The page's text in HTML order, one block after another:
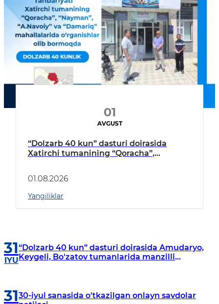
01
AVGUST
“Dolzarb 40 kun” dasturi doirasida
Xatirchi tumanining “Qoracha”,
borildi
01.08.2026
Yangiliklar
31
IYU
“Dolzarb 40 kun” dasturi doirasida Amudaryo,
Keygeli, Bo'zatov tumanlarida manzilli
3130-iyul sanasida o'tkazilgan onlayn savdolar